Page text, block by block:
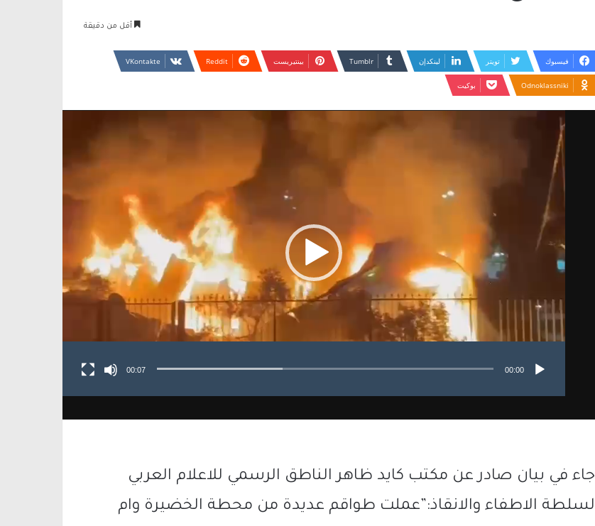
أقل من دقيقة
فيسبوك تويتر لينكدإن بينتيريست
Odnoklassniki بوكيت
مشغل
الفيديو
00:00
00:07
جاء في بيان صادر عن مكتب كايد ظاهر الناطق الرسمي للاعلام العربي
لسلطة الاطفاء والانقاذ:”عملت طواقم عديدة من محطة الخضيرة وام